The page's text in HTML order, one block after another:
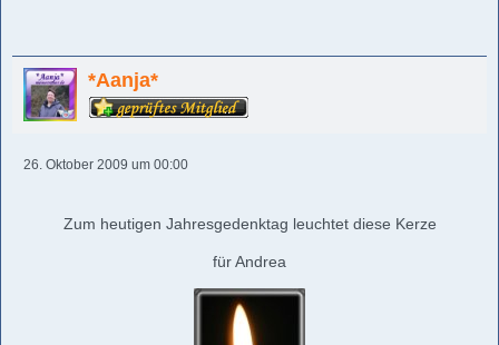
*Aanja*
26. Oktober 2009 um 00:00
Zum heutigen Jahresgedenktag leuchtet diese Kerze
für Andrea